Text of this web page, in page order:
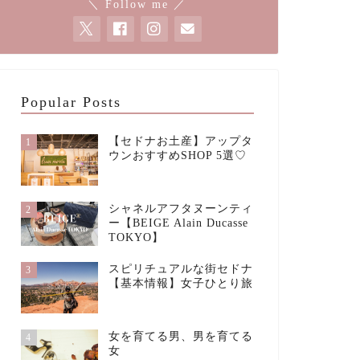
＼ Follow me ／
Popular Posts
1
【セドナお土産】アップタ
ウンおすすめSHOP 5選♡
2
シャネルアフタヌーンティ
ー【BEIGE Alain Ducasse
TOKYO】
3
スピリチュアルな街セドナ
【基本情報】女子ひとり旅
4
女を育てる男、男を育てる
女